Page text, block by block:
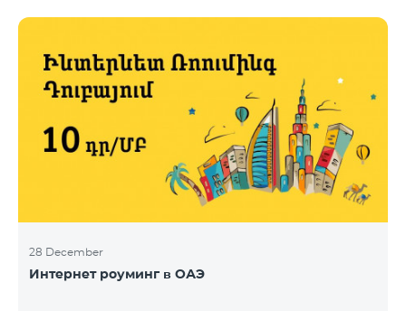
28 December
Интернет роуминг в ОАЭ